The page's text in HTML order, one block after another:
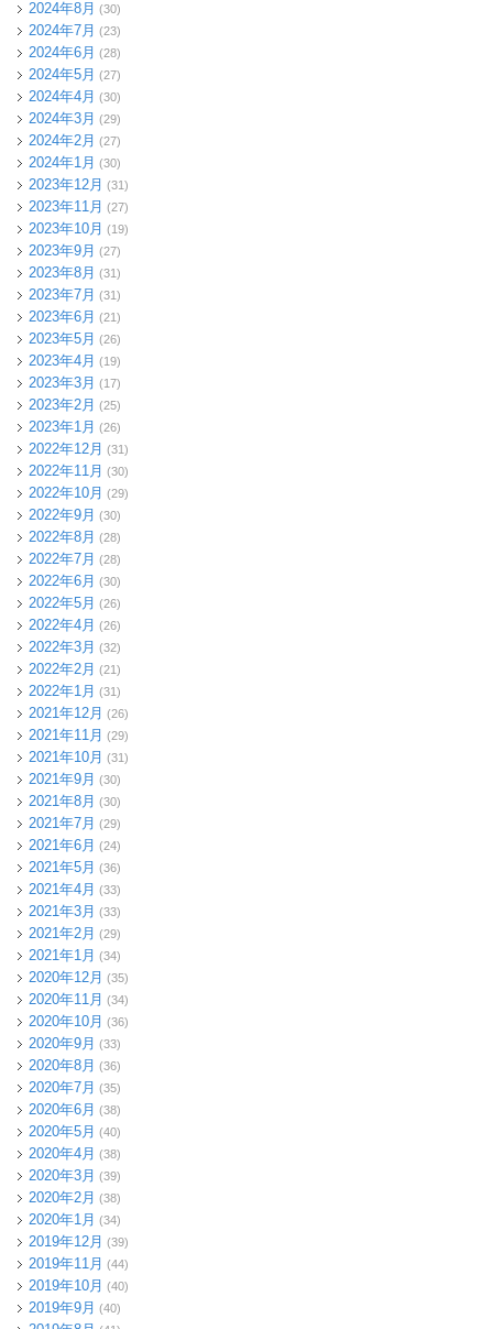
2024年8月 (30)
2024年7月 (23)
2024年6月 (28)
2024年5月 (27)
2024年4月 (30)
2024年3月 (29)
2024年2月 (27)
2024年1月 (30)
2023年12月 (31)
2023年11月 (27)
2023年10月 (19)
2023年9月 (27)
2023年8月 (31)
2023年7月 (31)
2023年6月 (21)
2023年5月 (26)
2023年4月 (19)
2023年3月 (17)
2023年2月 (25)
2023年1月 (26)
2022年12月 (31)
2022年11月 (30)
2022年10月 (29)
2022年9月 (30)
2022年8月 (28)
2022年7月 (28)
2022年6月 (30)
2022年5月 (26)
2022年4月 (26)
2022年3月 (32)
2022年2月 (21)
2022年1月 (31)
2021年12月 (26)
2021年11月 (29)
2021年10月 (31)
2021年9月 (30)
2021年8月 (30)
2021年7月 (29)
2021年6月 (24)
2021年5月 (36)
2021年4月 (33)
2021年3月 (33)
2021年2月 (29)
2021年1月 (34)
2020年12月 (35)
2020年11月 (34)
2020年10月 (36)
2020年9月 (33)
2020年8月 (36)
2020年7月 (35)
2020年6月 (38)
2020年5月 (40)
2020年4月 (38)
2020年3月 (39)
2020年2月 (38)
2020年1月 (34)
2019年12月 (39)
2019年11月 (44)
2019年10月 (40)
2019年9月 (40)